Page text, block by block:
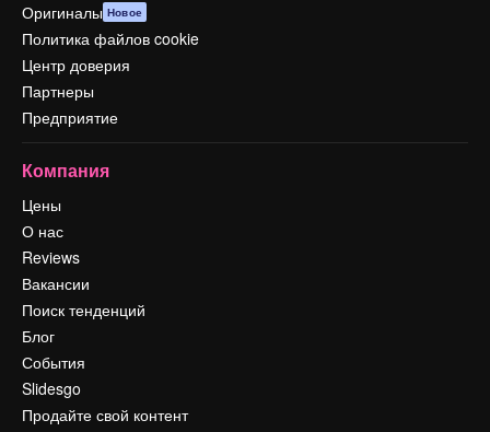
Оригиналы Новое
Политика файлов cookie
Центр доверия
Партнеры
Предприятие
Компания
Цены
О нас
Reviews
Вакансии
Поиск тенденций
Блог
События
Slidesgo
Продайте свой контент